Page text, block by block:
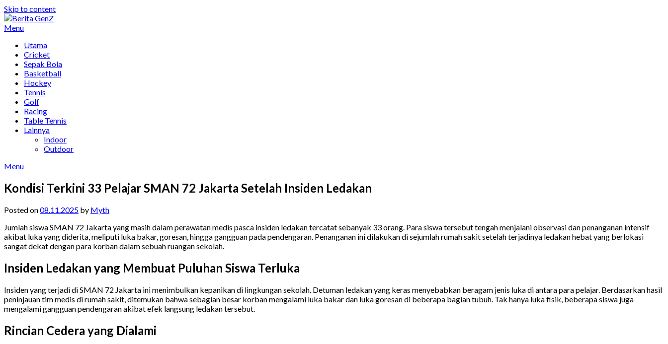
Skip to content
Menu
Utama
Cricket
Sepak Bola
Basketball
Hockey
Tennis
Golf
Racing
Table Tennis
Lainnya
Indoor
Outdoor
Menu
Kondisi Terkini 33 Pelajar SMAN 72 Jakarta Setelah Insiden Ledakan
Posted on08.11.2025 by Myth
Jumlah siswa SMAN 72 Jakarta yang masih dalam perawatan medis pasca insiden ledakan tercatat sebanyak 33 orang. Para siswa tersebut tengah menjalani observasi dan penanganan intensif
akibat luka yang diderita, meliputi luka bakar, goresan, hingga gangguan pada pendengaran. Penanganan ini dilakukan di sejumlah rumah sakit setelah terjadinya ledakan hebat yang berlokasi
sangat dekat dengan para korban dalam sebuah ruangan sekolah.
Insiden Ledakan yang Membuat Puluhan Siswa Terluka
Insiden yang terjadi di SMAN 72 Jakarta ini menimbulkan kepanikan di lingkungan sekolah. Detuman ledakan yang keras menyebabkan beragam jenis luka di antara para pelajar. Berdasarkan hasil
peninjauan tim medis di rumah sakit, ditemukan bahwa sebagian besar korban mengalami luka bakar dan luka goresan di beberapa bagian tubuh. Tak hanya luka fisik, beberapa siswa juga
mengalami gangguan pendengaran akibat efek langsung ledakan tersebut.
Rincian Cedera yang Dialami